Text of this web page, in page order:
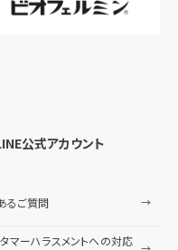
公式アカウント
るご質問
マーハラスメントへの対応